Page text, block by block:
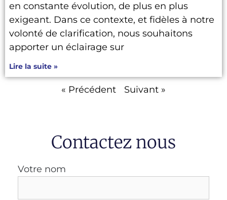
en constante évolution, de plus en plus
exigeant. Dans ce contexte, et fidèles à notre
volonté de clarification, nous souhaitons
apporter un éclairage sur
Lire la suite »
« Précédent Suivant »
Contactez nous
Votre nom